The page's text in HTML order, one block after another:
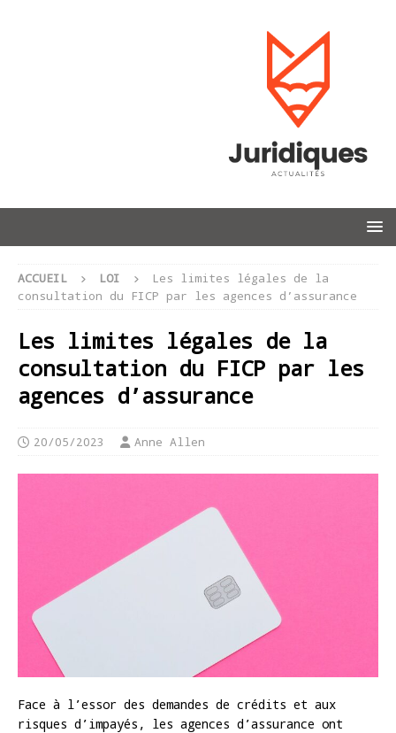
ACCUEIL LOI
Les limites légales de la
consultation du FICP par les agences d’assurance
Les limites légales de la
consultation du FICP par les
agences d’assurance
20/05/2023 Anne Allen
Face à l’essor des demandes de crédits et aux
risques d’impayés, les agences d’assurance ont